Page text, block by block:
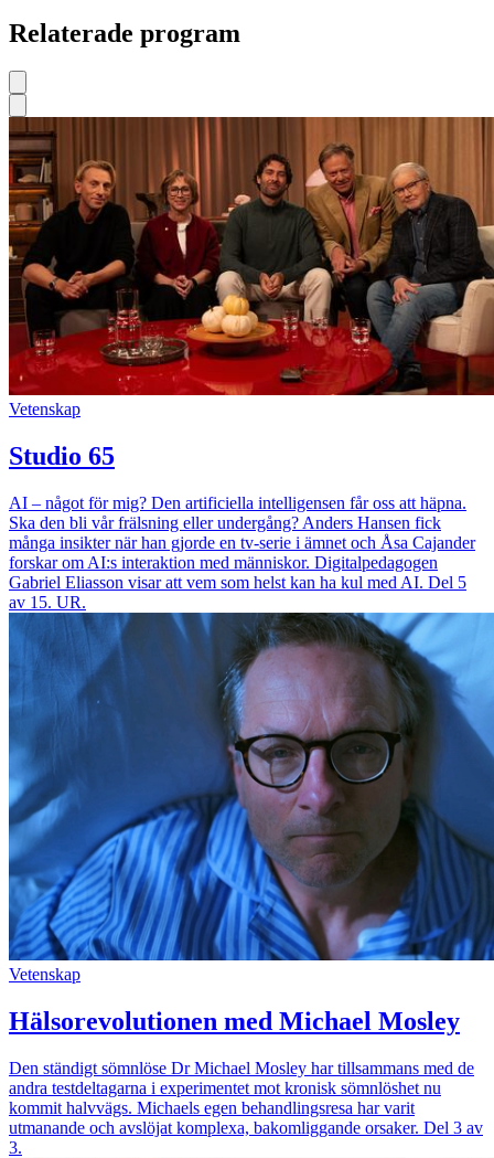
Relaterade program
Vetenskap
Studio 65
AI – något för mig? Den artificiella intelligensen får oss att häpna.
Ska den bli vår frälsning eller undergång? Anders Hansen fick
många insikter när han gjorde en tv-serie i ämnet och Åsa Cajander
forskar om AI:s interaktion med människor. Digitalpedagogen
Gabriel Eliasson visar att vem som helst kan ha kul med AI. Del 5
av 15. UR.
Vetenskap
Hälsorevolutionen med Michael Mosley
Den ständigt sömnlöse Dr Michael Mosley har tillsammans med de
andra testdeltagarna i experimentet mot kronisk sömnlöshet nu
kommit halvvägs. Michaels egen behandlingsresa har varit
utmanande och avslöjat komplexa, bakomliggande orsaker. Del 3 av
3.